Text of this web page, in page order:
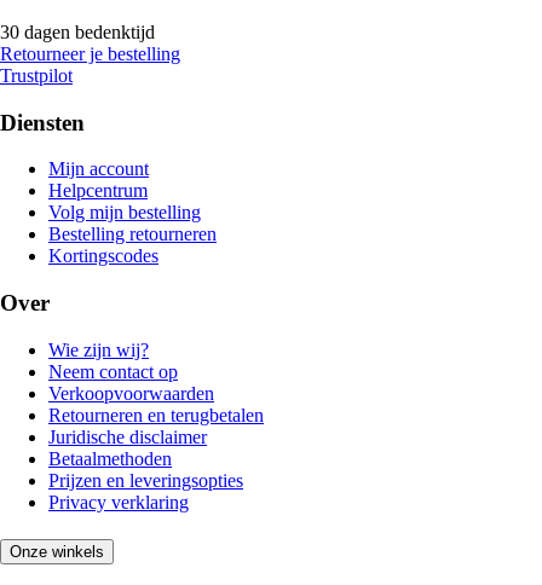
30 dagen bedenktijd
Retourneer je bestelling
Trustpilot
Diensten
Mijn account
Helpcentrum
Volg mijn bestelling
Bestelling retourneren
Kortingscodes
Over
Wie zijn wij?
Neem contact op
Verkoopvoorwaarden
Retourneren en terugbetalen
Juridische disclaimer
Betaalmethoden
Prijzen en leveringsopties
Privacy verklaring
Onze winkels